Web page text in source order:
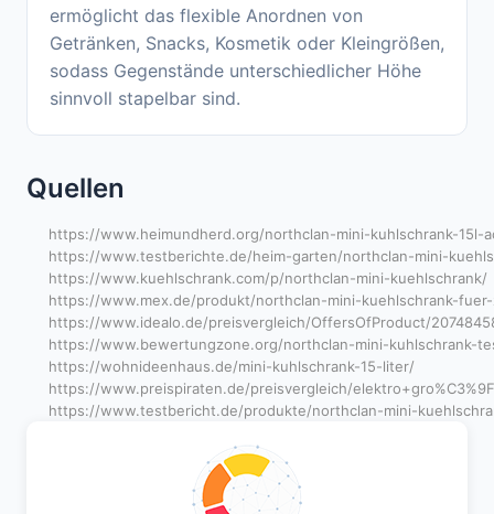
ermöglicht das flexible Anordnen von
Getränken, Snacks, Kosmetik oder Kleingrößen,
sodass Gegenstände unterschiedlicher Höhe
sinnvoll stapelbar sind.
Quellen
https://www.heimundherd.org/northclan-mini-kuhlschrank-
https://www.testberichte.de/heim-garten/northclan-mini-
https://www.kuehlschrank.com/p/northclan-mini-kuehlschrank/
https://www.mex.de/produkt/northclan-mini-kuehlschrank-
https://www.idealo.de/preisvergleich/OffersOfProduct/
https://www.bewertungzone.org/northclan-mini-kuhlschrank-
https://wohnideenhaus.de/mini-kuhlschrank-15-liter/
https://www.preispiraten.de/preisvergleich/
https://www.testbericht.de/produkte/northclan-mini-